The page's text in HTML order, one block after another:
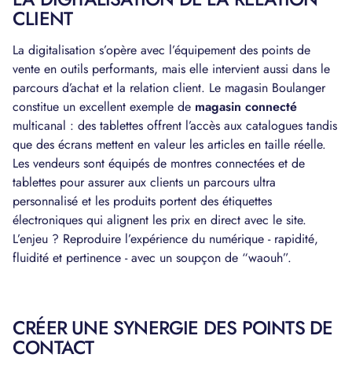
CLIENT
La digitalisation s’opère avec l’équipement des points de
vente en outils performants, mais elle intervient aussi dans le
parcours d’achat et la relation client. Le magasin Boulanger
constitue un excellent exemple de magasin connecté
multicanal : des tablettes offrent l’accès aux catalogues tandis
que des écrans mettent en valeur les articles en taille réelle.
Les vendeurs sont équipés de montres connectées et de
tablettes pour assurer aux clients un parcours ultra
personnalisé et les produits portent des étiquettes
électroniques qui alignent les prix en direct avec le site.
L’enjeu ? Reproduire l’expérience du numérique - rapidité,
fluidité et pertinence - avec un soupçon de “waouh”.
CRÉER UNE SYNERGIE DES POINTS DE
CONTACT